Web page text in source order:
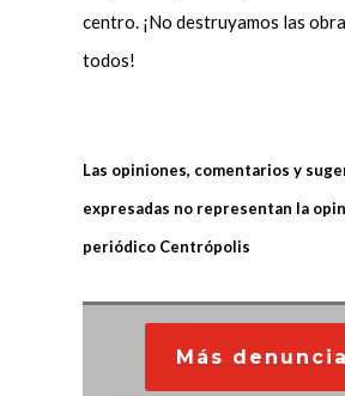
centro. ¡No destruyamos las
todos!
Las opiniones, comentarios y
expresadas no representan la
periódico Centrópolis
Más